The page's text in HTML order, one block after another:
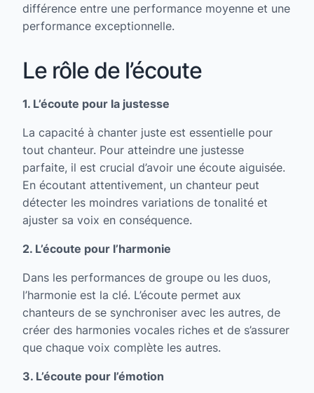
différence entre une performance moyenne et une
performance exceptionnelle.
Le rôle de l’écoute
1. L’écoute pour la justesse
La capacité à chanter juste est essentielle pour
tout chanteur. Pour atteindre une justesse
parfaite, il est crucial d’avoir une écoute aiguisée.
En écoutant attentivement, un chanteur peut
détecter les moindres variations de tonalité et
ajuster sa voix en conséquence.
2. L’écoute pour l’harmonie
Dans les performances de groupe ou les duos,
l’harmonie est la clé. L’écoute permet aux
chanteurs de se synchroniser avec les autres, de
créer des harmonies vocales riches et de s’assurer
que chaque voix complète les autres.
3. L’écoute pour l’émotion